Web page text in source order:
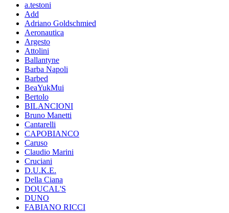
a.testoni
Add
Adriano Goldschmied
Aeronautica
Argesto
Attolini
Ballantyne
Barba Napoli
Barbed
BeaYukMui
Bertolo
BILANCIONI
Bruno Manetti
Cantarelli
CAPOBIANCO
Caruso
Claudio Marini
Cruciani
D.U.K.E.
Della Ciana
DOUCAL'S
DUNO
FABIANO RICCI